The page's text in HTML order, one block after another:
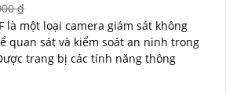
₫
là một loại camera giám sát không
quan sát và kiểm soát an ninh trong